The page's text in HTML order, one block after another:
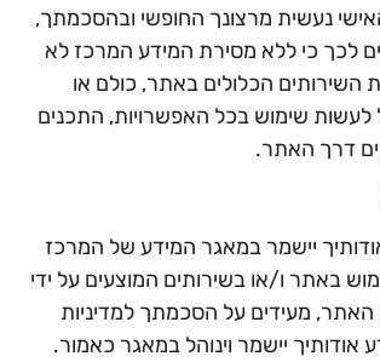
נעשית מרצונך החופשי ובהסכמתך,
לכך כי ללא מסירת המידע המרכז לא
השירותים הכלולים באתר, כולם או
שימוש בכל האפשרויות, התכנים
דרך האתר.
יישמר במאגר המידע של המרכז
באתר ו/או בשירותים המוצעים על ידי
מעידים על הסכמתך למדיניות
אודותיך יישמר וינוהל במאגר כאמור.